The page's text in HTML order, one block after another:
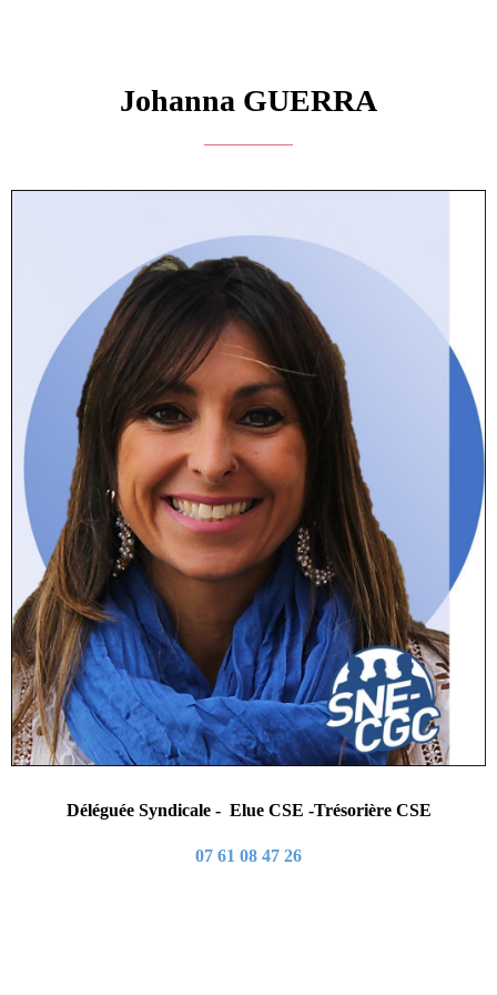
Johanna GUERRA
Déléguée Syndicale - Elue CSE -Trésorière CSE
07 61 08 47 26